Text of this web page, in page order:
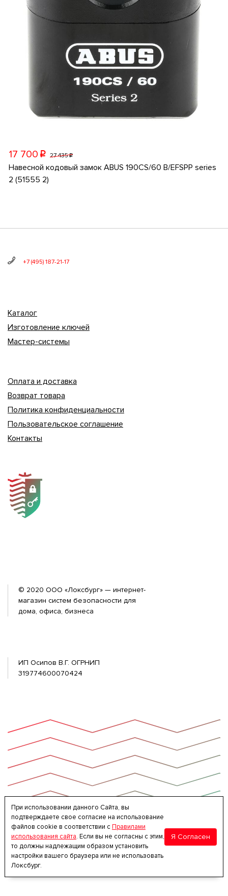
При использовании данного Сайта, вы
подтверждаете свое согласие на использование
файлов cookie в соответствии сПравилами
использования сайта. Если вы не согласны с этим,
то должны надлежащим образом установить
настройки вашего браузера или не использовать
Локсбург.
Я Согласен
17 700 p 27 435p
Навесной кодовый замок ABUS 190CS/60 B/EFSPP series
2 (51555 2)
+7 (495) 187-21-17
Каталог
Изготовление ключей
Мастер-системы
Оплата и доставка
Возврат товара
Политика конфиденциальности
Пользовательское соглашение
Контакты
© 2020 ООО «Локсбург» — интернет-
магазин систем безопасности для
дома, офиса, бизнеса
ИП Осипов В.Г. ОГРНИП
319774600070424